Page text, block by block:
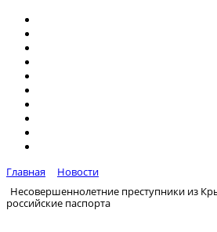
Главная
Новости
Несовершеннолетние преступники из
российские паспорта